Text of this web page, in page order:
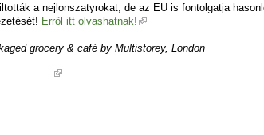
a nejlonszatyrokat, de az EU is fontolgatja
Erről itt olvashatnak!
grocery & café by Multistorey, London